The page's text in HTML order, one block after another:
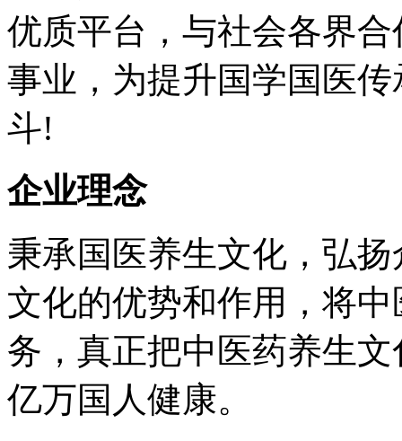
优质平台，与社会各界
事业，为提升国学国医
斗!
企业理念
秉承国医养生文化，弘
文化的优势和作用，将
务，真正把中医药养生
亿万国人健康。